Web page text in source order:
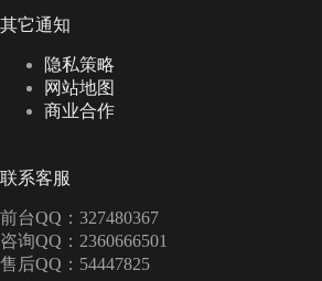
其它通知
隐私策略
网站地图
商业合作
联系客服
前台QQ：327480367
咨询QQ：2360666501
售后QQ：54447825